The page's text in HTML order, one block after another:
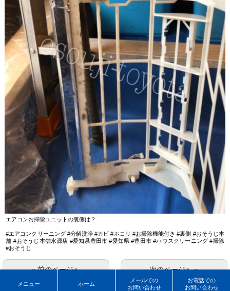
エアコンお掃除ユニットの裏側は？
#エアコンクリーニング #分解洗浄 #カビ #ホコリ #お掃除機能付き #裏側 #おそうじ本
舗 #おそうじ本舗水源店 #愛知県豊田市 #愛知県 #豊田市 #ハウスクリーニング #掃除
#おそうじ
次のページへ »
« 前のページへ
メニュー ホーム
メールでの
お問い合わせ
お電話での
お問い合わせ